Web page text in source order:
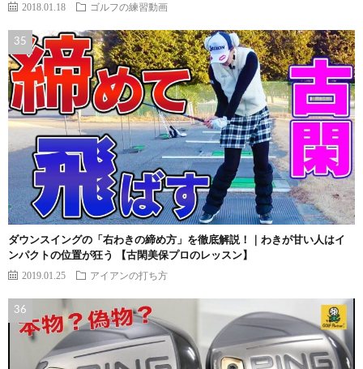
2018.01.18 ゴルフの練習動画
ダウンスイングの「右わきの締め方」を徹底解説！｜わきが甘い人はイ
ンパクトの位置が狂う 【古閑美保プロのレッスン】
2019.01.25 アイアンの打ち方